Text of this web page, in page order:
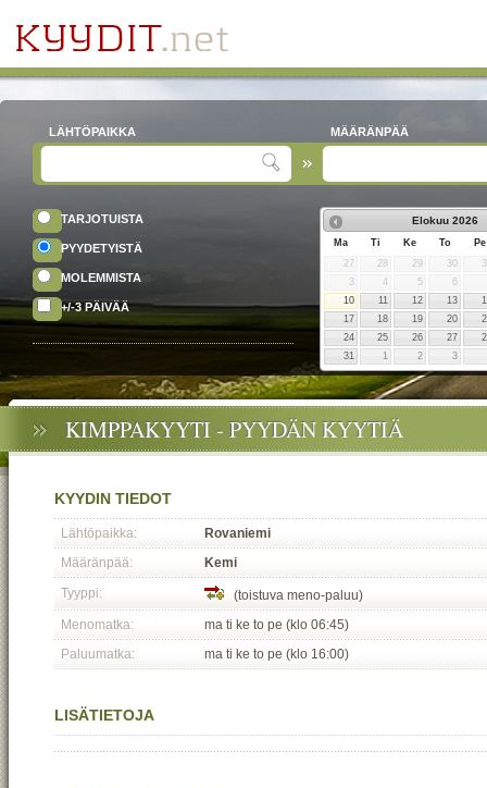
LÄHTÖPAIKKA MÄÄRÄNPÄÄ
TARJOTUISTA
PYYDETYISTÄ
MOLEMMISTA
+/-3 PÄIVÄÄ
Elokuu 2026
Ma Ti Ke To
Pe
27
28 29 30
3
4 5
6
10
11 12 13
17
18 19 20
24
25 26 27
31
1 2 3
KIMPPAKYYTI - PYYDÄN KYYTIÄ
KYYDIN TIEDOT
Lähtöpaikka:
Rovaniemi
Määränpää:
Kemi
Tyyppi:
(toistuva meno-paluu)
Menomatka:
ma ti ke to pe (klo 06:45)
Paluumatka:
ma ti ke to pe (klo 16:00)
LISÄTIETOJA